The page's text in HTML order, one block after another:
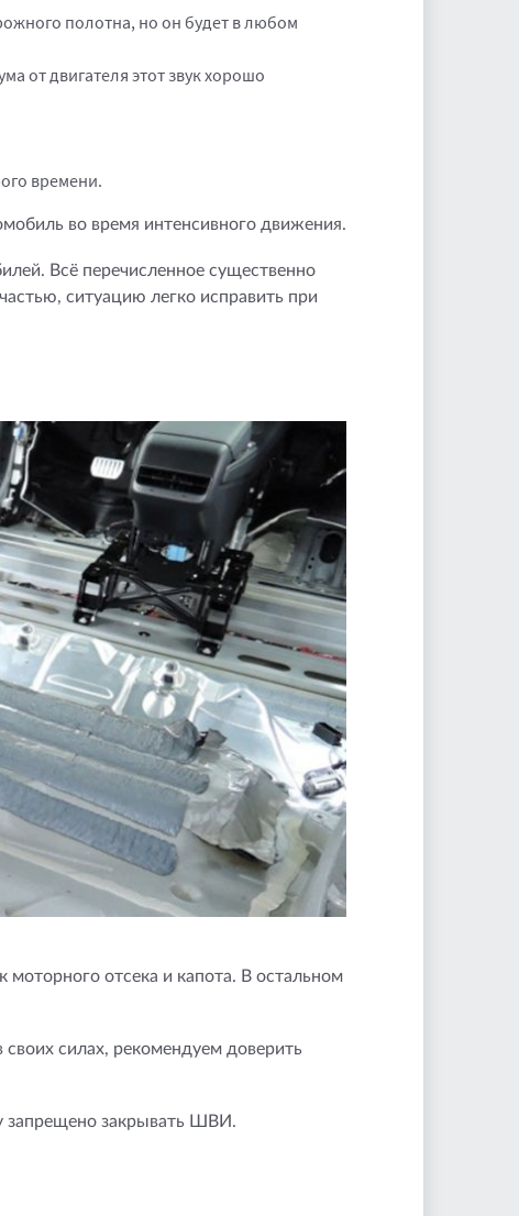
полотна, но он будет в любом
от двигателя этот звук хорошо
времени.
во время интенсивного движения.
Всё перечисленное существенно
ситуацию легко исправить при
моторного отсека и капота. В остальном
своих силах, рекомендуем доверить
запрещено закрывать ШВИ.